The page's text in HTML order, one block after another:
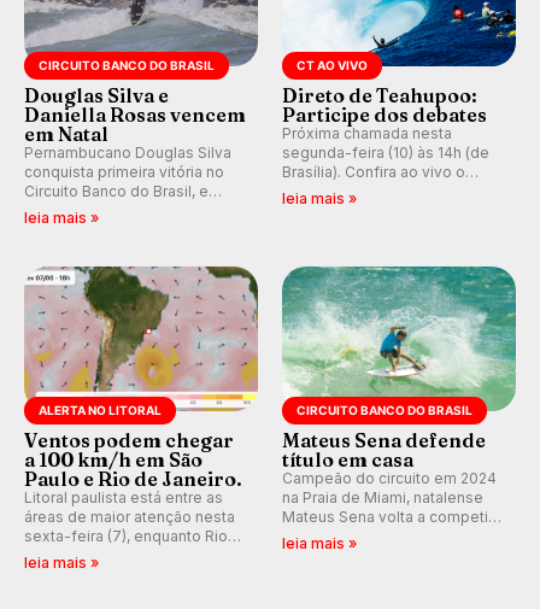
CIRCUITO BANCO DO BRASIL
Douglas Silva e
Daniella Rosas vencem
em Natal
Pernambucano Douglas Silva
conquista primeira vitória no
Circuito Banco do Brasil, e
peruana Daniella Rosas vence
(RN).
leia mais »
CT AO VIVO
Direto de Teahupoo:
Participe dos debates
Próxima chamada nesta
segunda-feira (10) às 14h (de
Brasília). Confira ao vivo o
Outerknown Tahiti Pro 2026 e
leia mais »
ALERTA NO LITORAL
Ventos podem chegar
a 100 km/h em São
Paulo e Rio de Janeiro.
Litoral paulista está entre as
áreas de maior atenção nesta
sexta-feira (7), enquanto Rio
de Janeiro também recebe
leia mais »
CIRCUITO BANCO DO BRASIL
Mateus Sena defende
título em casa
Campeão do circuito em 2024
na Praia de Miami, natalense
Mateus Sena volta a competir
em casa em busca de manter a
leia mais »